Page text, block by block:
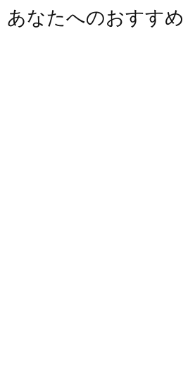
あなたへのおすすめ